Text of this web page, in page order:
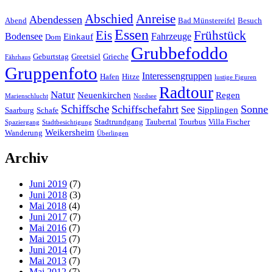
Abend Abendessen AbschiedAnreise Bad Münstereifel Besuch
Bodensee Dom Einkauf EisEssen Fahrzeuge Frühstück
Fährhaus Geburtstag Greetsiel Grieche Grubbefoddo
Gruppenfoto Hafen Hitze Interessengruppen lustige Figuren
Marienschlucht Natur Neuenkirchen Nordsee Radtour Regen
Saarburg Schafe Schiffsche Schiffschefahrt See Sipplingen Sonne
Spaziergang Stadtbesichtigung Stadtrundgang Taubertal Tourbus Villa Fischer
Wanderung Weikersheim Überlingen
Archiv
Juni 2019 (7)
Juni 2018 (3)
Mai 2018 (4)
Juni 2017 (7)
Mai 2016 (7)
Mai 2015 (7)
Juni 2014 (7)
Mai 2013 (7)